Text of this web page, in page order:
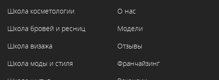
Школа косметологии
Школа бровей и ресниц
Школа визажа
Школа моды и стиля
О нас
Модели
Отзывы
Франчайзинг